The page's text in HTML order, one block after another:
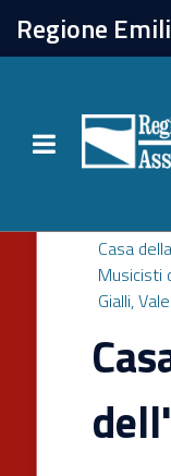
Regione
Toggle
chiudi
Attività
Per chi vive
Newsletter
Casa
Musicisti
Gialli,